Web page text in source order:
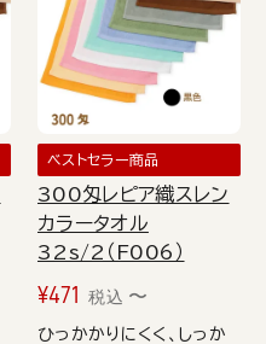
ベストセラー商品
300匁レピア織スレン
カラータオル
32s/2（F006）
¥471 税込 〜
ひっかかりにくく、しっか